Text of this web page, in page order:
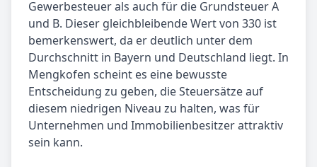
Gewerbesteuer als auch für die Grundsteuer A
und B. Dieser gleichbleibende Wert von 330 ist
bemerkenswert, da er deutlich unter dem
Durchschnitt in Bayern und Deutschland liegt. In
Mengkofen scheint es eine bewusste
Entscheidung zu geben, die Steuersätze auf
diesem niedrigen Niveau zu halten, was für
Unternehmen und Immobilienbesitzer attraktiv
sein kann.